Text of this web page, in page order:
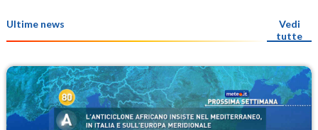
Ultime news
Vedi
tutte